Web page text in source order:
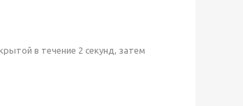
в течение 2 секунд, затем